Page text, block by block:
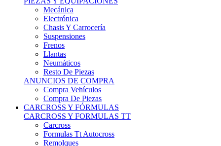
Mecánica
Electrónica
Chasis Y Carrocería
Suspensiones
Frenos
Llantas
Neumáticos
Resto De Piezas
ANUNCIOS DE COMPRA
Compra Vehículos
Compra De Piezas
CARCROSS Y FÓRMULAS
CARCROSS Y FORMULAS TT
Carcross
Formulas Tt Autocross
Remolques